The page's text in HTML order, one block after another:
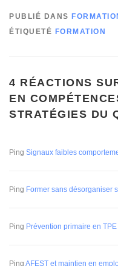
PUBLIÉ DANS
ÉTIQUETÉ FORMATION
4 RÉACTIONS
EN
STRATÉGIES DU
Ping Signaux faibles
Ping Former sans désorganiser
Ping Prévention primaire en
Ping AFEST et maintien en